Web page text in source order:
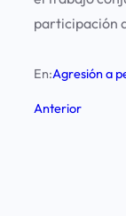
participación
En:Agresión a
Anterior